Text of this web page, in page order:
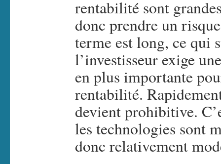
rentabilité sont
donc prendre un
terme est long, ce qui
l’investisseur exige
en plus importante
rentabilité.
devient prohibitive.
les technologies sont
donc relativement